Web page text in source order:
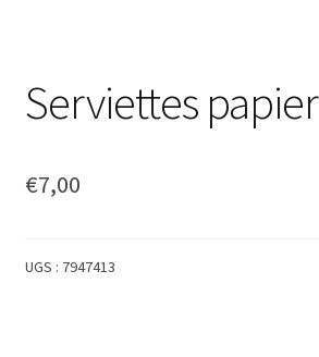
Serviettes papier
€7,00
UGS : 7947413